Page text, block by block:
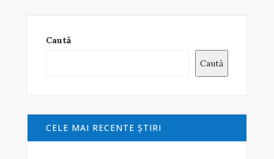
Caută
Caută
CELE MAI RECENTE ŞTIRI